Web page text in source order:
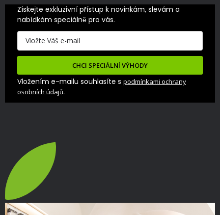
Získejte exkluzivní přístup k novinkám, slevám a
nabídkám speciálně pro vás.
CHCI SPECIÁLNÍ VÝHODY
Vložením e-mailu souhlasíte s podmínkami ochrany
osobních údajů.